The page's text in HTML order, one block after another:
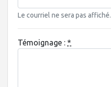
Le courriel ne sera pas affiché.
Témoignage : *